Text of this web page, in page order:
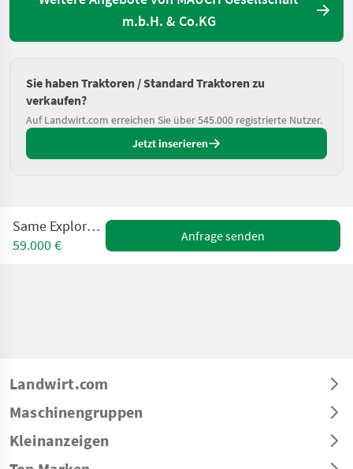
m.b.H. & Co.KG
Sie haben Traktoren / Standard Traktoren zu
verkaufen?
Auf Landwirt.com erreichen Sie über 545.000 registrierte Nutzer.
Jetzt inserieren
Same Explorer 100 MD
59.000 €
Anfrage senden
Landwirt.com
Maschinengruppen
Kleinanzeigen